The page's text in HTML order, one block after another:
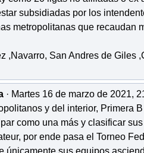
subsidiadas por los
metropolitanas que recaudan
,Navarro, San Andres de Giles
· Martes 16 de marzo de 2021,
y del interior, Primera
como una más y clasificar
por ende pasa el Torneo
únicamente sus equipos